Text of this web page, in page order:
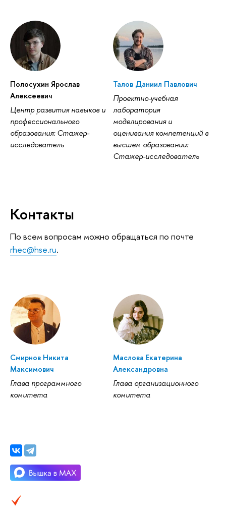
Полосухин Ярослав
Алексеевич
Центр развития навыков и
профессионального
образования: Стажер-
исследователь
Талов Даниил Павлович
Проектно-учебная
лаборатория
моделирования и
оценивания компетенций в
высшем образовании:
Стажер-исследователь
Контакты
По всем вопросам можно обращаться по почте
rhec@hse.ru.
Смирнов Никита
Максимович
Глава программного
комитета
Маслова Екатерина
Александровна
Глава организационного
комитета